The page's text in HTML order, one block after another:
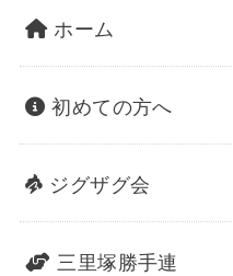
ホーム
初めての方へ
ジグザグ会
三里塚勝手連